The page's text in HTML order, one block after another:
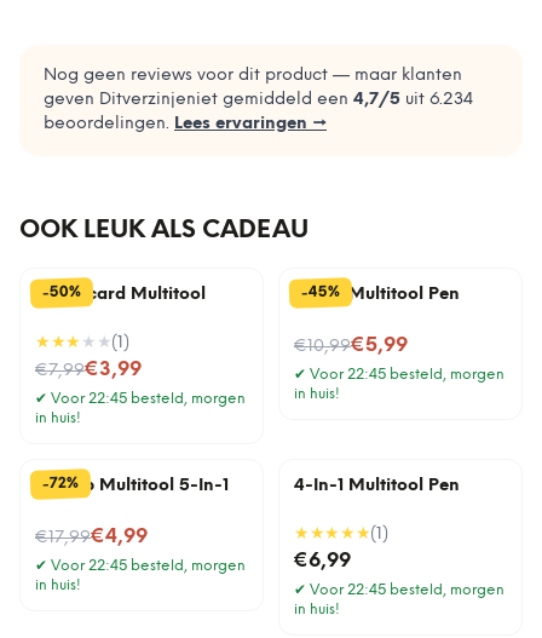
Nog geen reviews voor dit product — maar klanten
geven Ditverzinjeniet gemiddeld een 4,7/5 uit 6.234
beoordelingen. Lees ervaringen →
OOK LEUK ALS CADEAU
-50%
Creditcard Multitool
★★★ ★★( 1 )
€7,99
Nu voor€3,99
✔ Voor 22:45 besteld, morgen
in huis!
-45%
6-In-1 Multitool Pen
€10,99
Nu voor€5,99
✔ Voor 22:45 besteld, morgen
in huis!
-72%
Scarab Multitool 5-In-1
€17,99
Nu voor€4,99
✔ Voor 22:45 besteld, morgen
in huis!
4-In-1 Multitool Pen
★★★★★( 1 )
€6,99
✔ Voor 22:45 besteld, morgen
in huis!